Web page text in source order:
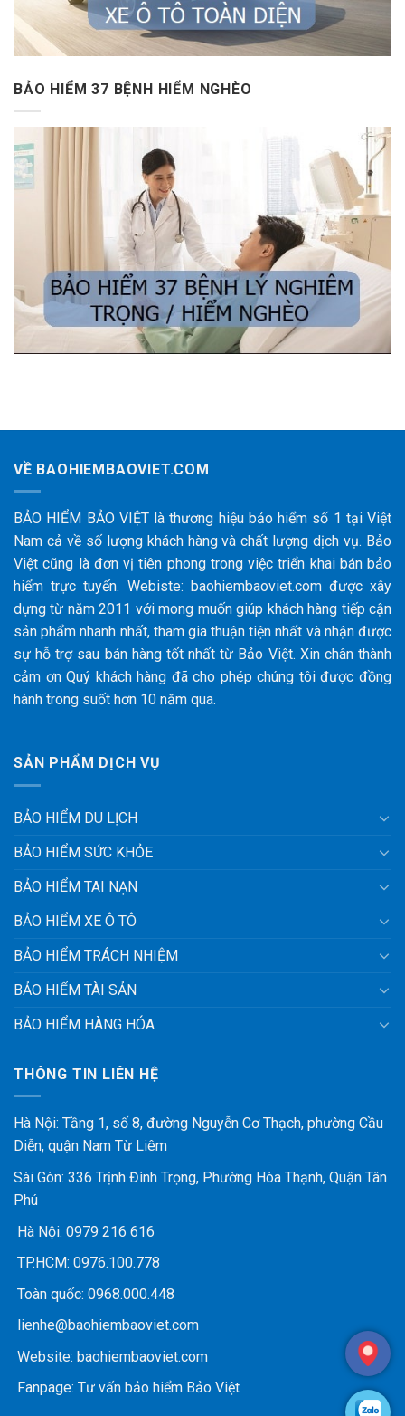
BẢO HIỂM 37 BỆNH HIỂM NGHÈO
VỀ BAOHIEMBAOVIET.COM
BẢO HIỂM BẢO VIỆT là thương hiệu bảo hiểm số 1 tại Việt
Nam cả về số lượng khách hàng và chất lượng dịch vụ. Bảo
Việt cũng là đơn vị tiên phong trong việc triển khai bán bảo
hiểm trực tuyến. Webiste: baohiembaoviet.com được xây
dựng từ năm 2011 với mong muốn giúp khách hàng tiếp cận
sản phẩm nhanh nhất, tham gia thuận tiện nhất và nhận được
sự hỗ trợ sau bán hàng tốt nhất từ Bảo Việt. Xin chân thành
cảm ơn Quý khách hàng đã cho phép chúng tôi được đồng
hành trong suốt hơn 10 năm qua.
SẢN PHẨM DỊCH VỤ
BẢO HIỂM DU LỊCH
BẢO HIỂM SỨC KHỎE
BẢO HIỂM TAI NẠN
BẢO HIỂM XE Ô TÔ
BẢO HIỂM TRÁCH NHIỆM
BẢO HIỂM TÀI SẢN
BẢO HIỂM HÀNG HÓA
THÔNG TIN LIÊN HỆ
Hà Nội: Tầng 1, số 8, đường Nguyễn Cơ Thạch, phường Cầu
Diễn, quận Nam Từ Liêm
Sài Gòn: 336 Trịnh Đình Trọng, Phường Hòa Thạnh, Quận Tân
Phú
Hà Nội: 0979 216 616
TP.HCM: 0976.100.778
Toàn quốc: 0968.000.448
lienhe@baohiembaoviet.com
Website: baohiembaoviet.com
Fanpage: Tư vấn bảo hiểm Bảo Việt